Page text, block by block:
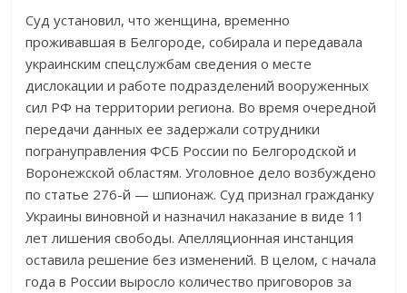
Суд установил, что женщина, временно
проживавшая в Белгороде, собирала и передавала
украинским спецслужбам сведения о месте
дислокации и работе подразделений вооруженных
сил РФ на территории региона. Во время очередной
передачи данных ее задержали сотрудники
погрануправления ФСБ России по Белгородской и
Воронежской областям. Уголовное дело возбуждено
по статье 276-й — шпионаж. Суд признал гражданку
Украины виновной и назначил наказание в виде 11
лет лишения свободы. Апелляционная инстанция
оставила решение без изменений. В целом, с начала
года в России выросло количество приговоров за